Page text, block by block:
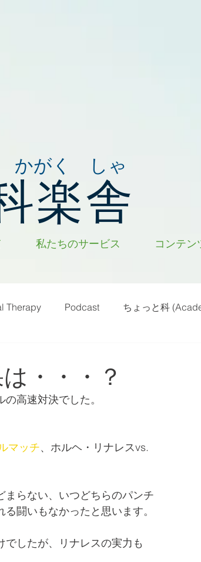
がく しゃ
楽舎
私たちのサービス コンテン
Therapy Podcast ちょっと科
運動 姿勢 バランス
腰痛予防
・・・？
高速対決でした。
マッチ、ホルヘ・リナレスvs.
まらない、いつどちらのパンチ
闘いもなかったと思います。
したが、リナレスの実力も